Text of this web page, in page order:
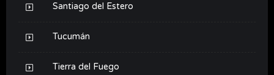
Santiago del Estero
Tucumán
Tierra del Fuego